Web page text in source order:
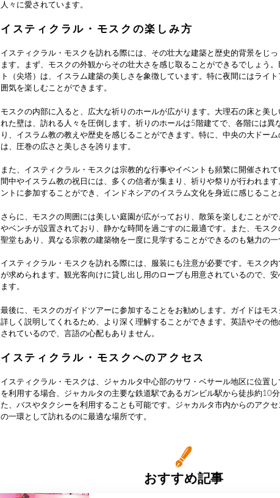
人々に愛されています。
イスティクラル・モスクの楽しみ方
イスティクラル・モスクを訪れる際には、その壮大な建築と歴史的背景をじ
ます。まず、モスクの外観からその壮大さを感じ取ることができるでしょう
ト（尖塔）は、イスラム建築の美しさを象徴しています。特に夜間にはライ
囲気を楽しむことができます。
モスクの内部に入ると、広大な祈りのホールが広がります。大理石の床と美
れた壁は、訪れる人々を圧倒します。祈りのホールは5階建てで、各階には異
り、イスラム教の教えや歴史を感じることができます。特に、中央の大ドー
は、圧巻の広さと美しさを誇ります。
また、イスティクラル・モスクは宗教的な行事やイベントも頻繁に開催され
間中やイスラム教の祝日には、多くの信者が集まり、祈りや祭りが行われま
ントに参加することができ、インドネシアのイスラム文化を身近に感じること
さらに、モスクの周囲には美しい庭園が広がっており、散策を楽しむことが
やベンチが設置されており、静かな時間を過ごすのに最適です。また、モス
聖堂もあり、異なる宗教の建築物を一度に見学することができるのも魅力の一
イスティクラル・モスクを訪れる際には、服装にも注意が必要です。モスク
が求められます。観光客向けに貸し出し用のローブも用意されているので、安
ます。
最後に、モスクのガイドツアーに参加することをお勧めします。ガイドはモ
詳しく説明してくれるため、より深く理解することができます。英語やその
されているので、言語の心配もありません。
イスティクラル・モスクへのアクセス
イスティクラル・モスクは、ジャカルタ中心部のサワ・ベサール地区に位置
を利用する場合、ジャカルタの主要な鉄道駅であるガンビル駅から徒歩約10
た、バスやタクシーを利用することも可能です。ジャカルタ市内からのアク
の一環として訪れるのに最適な場所です。
おすすめ記事